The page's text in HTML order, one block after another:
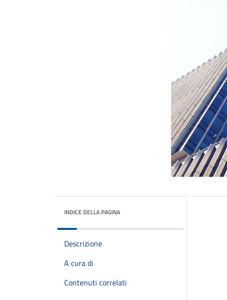
INDICE DELLA PAGINA
Descrizione
A cura di
Contenuti correlati